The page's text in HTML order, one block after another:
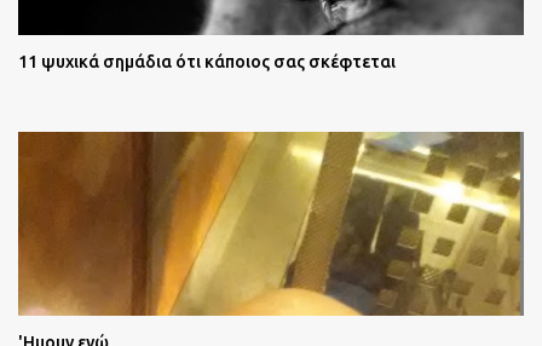
11 ψυχικά σημάδια ότι κάποιος σας σκέφτεται